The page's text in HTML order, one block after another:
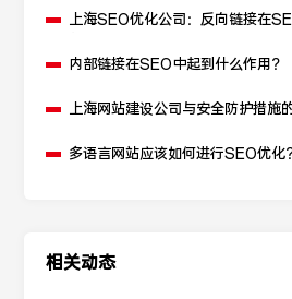
上海SEO优化公司：反向链接在
内部链接在SEO中起到什么作用？
上海网站建设公司与安全防护措施
多语言网站应该如何进行SEO优化
相关动态